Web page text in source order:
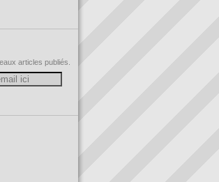
articles publiés.